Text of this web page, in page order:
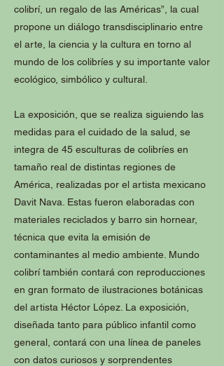
colibrí, un regalo de las Américas”, la cual
propone un diálogo transdisciplinario entre
el arte, la ciencia y la cultura en torno al
mundo de los colibríes y su importante valor
ecológico, simbólico y cultural.
La exposición, que se realiza siguiendo las
medidas para el cuidado de la salud, se
integra de 45 esculturas de colibríes en
tamaño real de distintas regiones de
América, realizadas por el artista mexicano
Davit Nava. Estas fueron elaboradas con
materiales reciclados y barro sin hornear,
técnica que evita la emisión de
contaminantes al medio ambiente. Mundo
colibrí también contará con reproducciones
en gran formato de ilustraciones botánicas
del artista Héctor López. La exposición,
diseñada tanto para público infantil como
general, contará con una línea de paneles
con datos curiosos y sorprendentes